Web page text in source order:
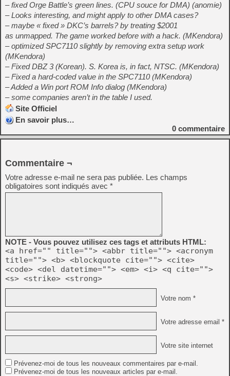
– fixed Orge Battle’s green lines. (CPU souce for DMA) (anomie)
– Looks interesting, and might apply to other DMA cases?
– maybe « fixed » DKC’s barrels? by treating $2001
as unmapped. The game worked before with a hack. (MKendora)
– optimized SPC7110 slightly by removing extra setup work
(MKendora)
– Fixed DBZ 3 (Korean). S. Korea is, in fact, NTSC. (MKendora)
– Fixed a hard-coded value in the SPC7110 (MKendora)
– Added a Win port ROM Info dialog (MKendora)
– some companies aren’t in the table I used.
Site Officiel
En savoir plus…
0 commentaire
Commentaire ¬
Votre adresse e-mail ne sera pas publiée. Les champs
obligatoires sont indiqués avec *
NOTE - Vous pouvez utilisez ces tags et attributs HTML:
<a href="" title=""> <abbr title=""> <acronym
title=""> <b> <blockquote cite=""> <cite>
<code> <del datetime=""> <em> <i> <q cite="">
<s> <strike> <strong>
Votre nom *
Votre adresse email *
Votre site internet
Prévenez-moi de tous les nouveaux commentaires par e-mail.
Prévenez-moi de tous les nouveaux articles par e-mail.